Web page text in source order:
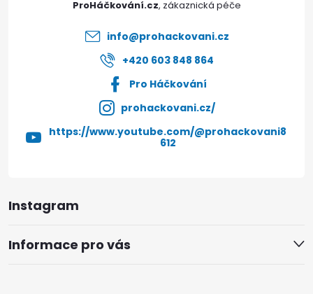
Instagram
Informace pro vás
ProHáčkování.cz
info@prohackovani.cz
+420 603 848 864
Pro Háčkování
prohackovani.cz/
https://www.youtube.com/@prohackovani8
612